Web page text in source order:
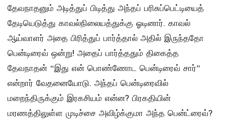
தேவநாதனும் அடித்துப் பிடித்து அந்தப் பரிசுப்பெட்டியைத்
தேடியெடுத்து காவல்நிலையத்துக்கு ஓடினார். காவல்
ஆய்வாளர் அதை பிரித்துப் பார்த்தால் அதில் இருந்ததோ
பென்டிரைவ் ஒன்று! அதைப் பார்த்ததும் திகைத்த
தேவநாதன் “இது என் பொண்ணோட பென்டிரைவ் சார்”
என்றார் வேதனையோடு. அந்தப் பென்டிரைவில்
மறைந்திருக்கும் இரகசியம் என்ன? பிரகதியின்
மரணத்திலுள்ள முடிச்சை அவிழ்க்குமா அந்த பென்ட்ரைவ்?